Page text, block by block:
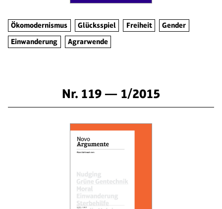
Ökomodernismus Glücksspiel Freiheit
Gender
Einwanderung
Agrarwende
Nr. 119 — 1/2015